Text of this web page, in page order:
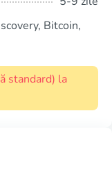
Bitcoin,
standard) la